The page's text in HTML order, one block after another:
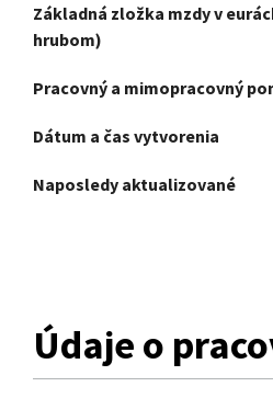
Základná zložka mzdy v
hrubom)
Pracovný a mimopracovný
Dátum a čas vytvorenia
Naposledy aktualizované
Údaje o